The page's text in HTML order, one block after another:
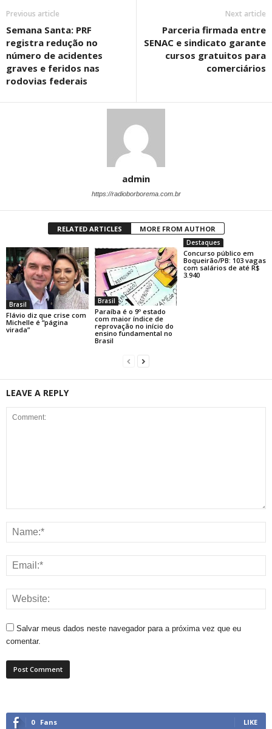
Previous article
Semana Santa: PRF
registra redução no
número de acidentes
graves e feridos nas
rodovias federais
Next article
Parceria firmada entre
SENAC e sindicato garante
cursos gratuitos para
comerciários
admin
https://radioborborema.com.br
RELATED ARTICLES MORE FROM AUTHOR
Brasil
Flávio diz que crise com
Michelle é “página
virada”
Brasil
Paraíba é o 9º estado
com maior índice de
reprovação no início do
ensino fundamental no
Brasil
Destaques
Concurso público em
Boqueirão/PB: 103 vagas
com salários de até R$
3.940
LEAVE A REPLY
Salvar meus dados neste navegador para a próxima vez que eu
comentar.
0 Fans LIKE